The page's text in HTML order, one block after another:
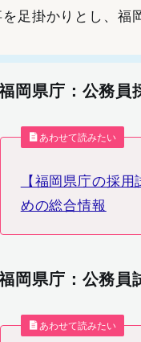
足掛かりとし、福
岡県庁：公務員
あわせて読みたい
【福岡県庁の採
めの総合情報
岡県庁：公務員
あわせて読みたい